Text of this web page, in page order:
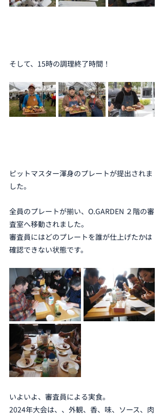
そして、15時の調理終了時間！
ピットマスター渾身のプレートが提出されま
した。
全員のプレートが揃い、O.GARDEN ２階の審
査室へ移動されました。
審査員にはどのプレートを誰が仕上げたかは
確認できない状態です。
いよいよ、審査員による実食。
2024年大会は、、外観、香、味、ソース、肉